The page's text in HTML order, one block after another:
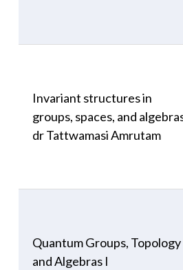
Invariant structures in
groups, spaces, and
dr Tattwamasi Amrutam
Quantum Groups, Topology
and Algebras I